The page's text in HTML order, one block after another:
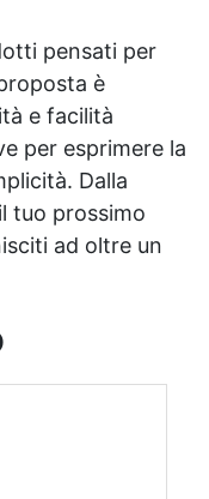
pensati per
è
e facilità
per esprimere la
Dalla
tuo prossimo
ad oltre un